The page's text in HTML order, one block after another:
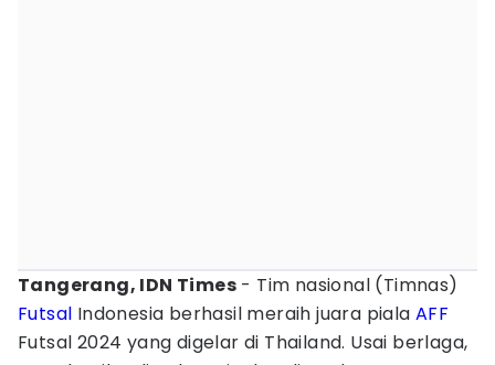
Tangerang, IDN Times - Tim nasional (Timnas)
Futsal Indonesia berhasil meraih juara pialaAFF
Futsal 2024 yang digelar di Thailand. Usai berlaga,